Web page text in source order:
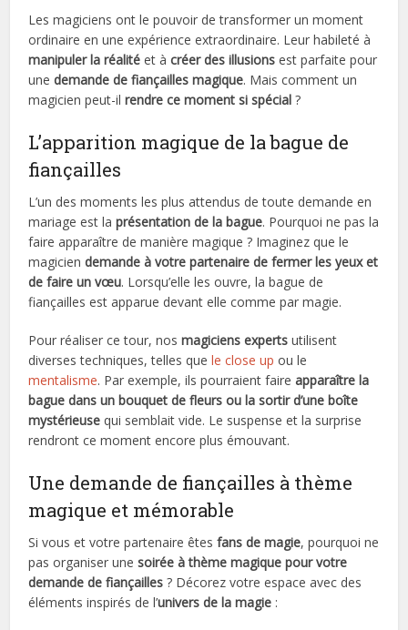
Les magiciens ont le pouvoir de transformer un moment
ordinaire en une expérience extraordinaire. Leur habileté à
manipuler la réalité et àcréer des illusions est parfaite pour
unedemande de fiançailles magique. Mais comment un
magicien peut-ilrendre ce moment si spécial ?
L’apparition magique de la bague de
fiançailles
L’un des moments les plus attendus de toute demande en
mariage est laprésentation de la bague. Pourquoi ne pas la
faire apparaître de manière magique ? Imaginez que le
magiciendemande à votre partenaire de fermer les yeux et
de faire un vœu. Lorsqu’elle les ouvre, la bague de
fiançailles est apparue devant elle comme par magie.
Pour réaliser ce tour, nosmagiciens experts utilisent
diverses techniques, telles quele close up ou le
mentalisme. Par exemple, ils pourraient faireapparaître la
bague dans un bouquet de fleurs ou la sortir d’une boîte
mystérieuse qui semblait vide. Le suspense et la surprise
rendront ce moment encore plus émouvant.
Une demande de fiançailles à thème
magique et mémorable
Si vous et votre partenaire êtesfans de magie, pourquoi ne
pas organiser unesoirée à thème magique pour votre
demande de fiançailles ? Décorez votre espace avec des
éléments inspirés de l’univers de la magie :